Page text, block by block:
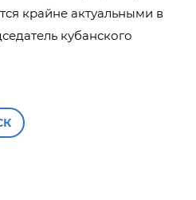
крайне актуальными в
кубанского